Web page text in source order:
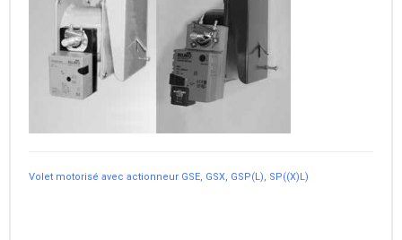
Volet motorisé avec actionneur GSE, GSX, GSP(L), SP((X)L)